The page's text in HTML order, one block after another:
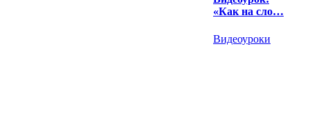
«Как на сло…
Видеоуроки